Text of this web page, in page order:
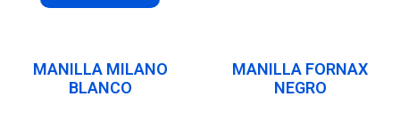
MANILLA MILANO
BLANCO
MANILLA FORNAX
NEGRO